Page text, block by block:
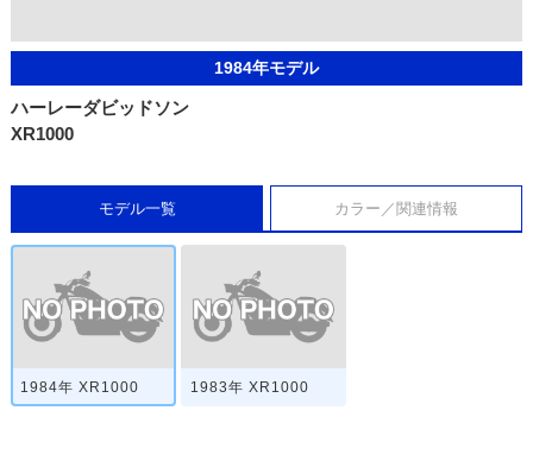
1984年モデル
ハーレーダビッドソン
XR1000
モデル一覧 カラー／関連情報
1984年 XR1000 1983年 XR1000